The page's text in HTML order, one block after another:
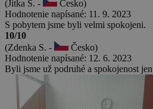
(Jitka Š. -
Česko)
Hodnotenie napísané: 11. 9. 2023
S pobytem jsme byli velmi spokojeni.
10/10
(Zdenka S. -
Česko)
Hodnotenie napísané: 12. 6. 2023
Byli jsme už podruhé a spokojenost